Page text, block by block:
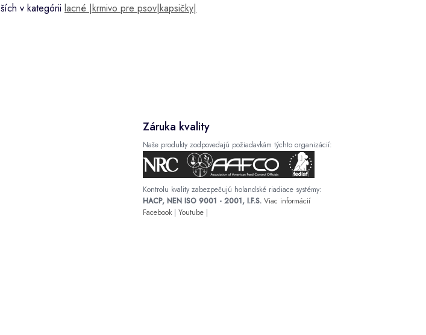
v kategórii lacné |krmivo pre psov|kapsičky|
Záruka kvality
Naše produkty zodpovedajú požiadavkám týchto organizácií:
Kontrolu kvality zabezpečujú holandské riadiace systémy:
HACP, NEN ISO 9001 - 2001, I.F.S. Viac informácií
Facebook| Youtube |